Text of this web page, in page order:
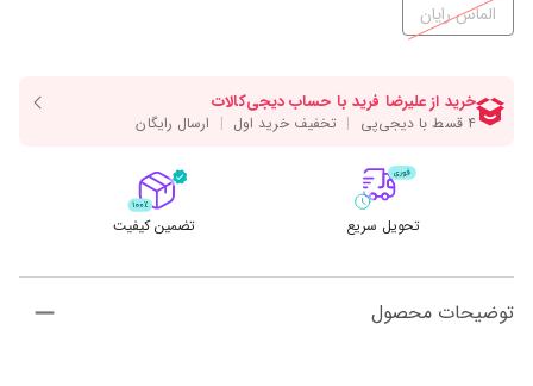
الماس رایان
تحویل سریع تضمین کیفیت
توضیحات محصول